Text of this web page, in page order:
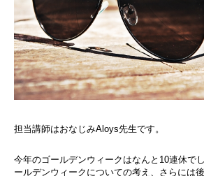
担当講師はおなじみAloys先生です。
今年のゴールデンウィークはなんと10連休で
ールデンウィークについての考え、 さらには